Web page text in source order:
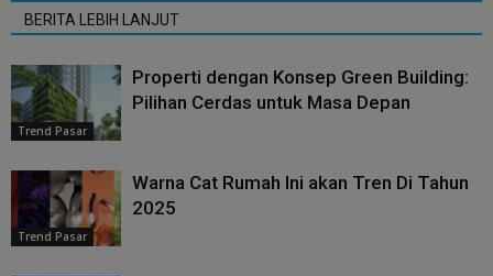
BERITA LEBIH LANJUT
Trend Pasar
Properti dengan Konsep Green Building:
Pilihan Cerdas untuk Masa Depan
Trend Pasar
Warna Cat Rumah Ini akan Tren Di Tahun
2025